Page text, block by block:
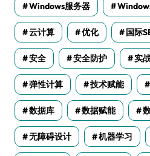
Windows服务器
云计算 优化 国际
安全 安全防护 实
弹性计算 技术赋能
数据库 数据赋能
无障碍设计 机器学习